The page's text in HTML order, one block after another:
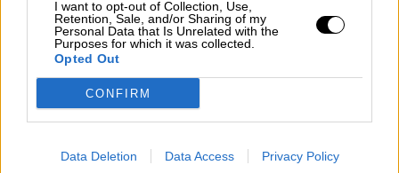
I want to opt-out of Collection, Use,
Retention, Sale, and/or Sharing of my
Personal Data that Is Unrelated with the
Purposes for which it was collected.
Opted Out
CONFIRM
Data Deletion Data Access Privacy Policy
Clara Campoamor: Mi sueño,
mi pesadilla
Por María Pérez Herrero